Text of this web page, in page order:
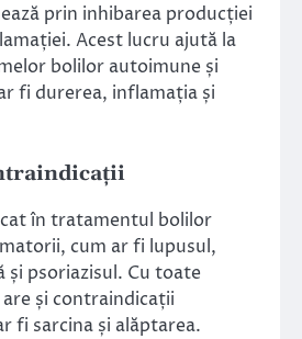
prin inhibarea producției
Acest lucru ajută la
bolilor autoimune și
fi durerea, inflamația și
în tratamentul bolilor
cum ar fi lupusul,
psoriazisul. Cu toate
și contraindicații
fi sarcina și alăptarea.